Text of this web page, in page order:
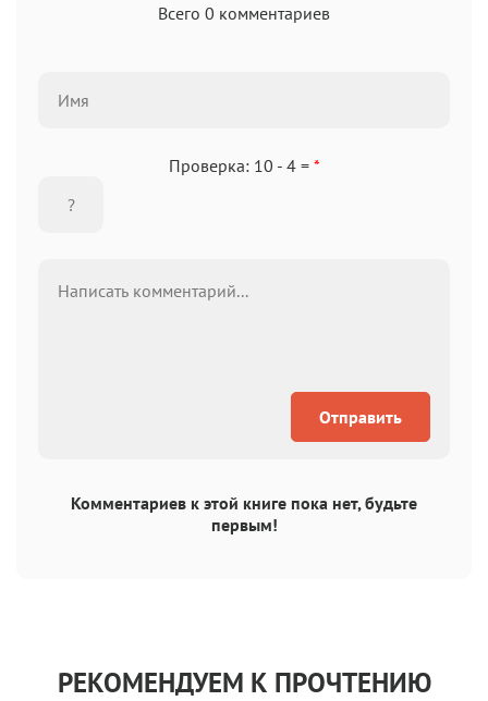
Всего 0 комментариев
Проверка: 10 - 4 = *
Отправить
Комментариев к этой книге пока нет, будьте
первым!
РЕКОМЕНДУЕМ К ПРОЧТЕНИЮ